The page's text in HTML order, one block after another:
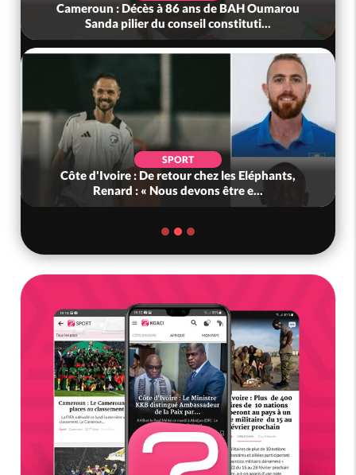
Cameroun : Décès à 86 ans de BAH Oumarou
Sanda pilier du conseil constituti...
SPORT
Côte d'Ivoire : De retour chez les Eléphants,
Renard : « Nous devons être e...